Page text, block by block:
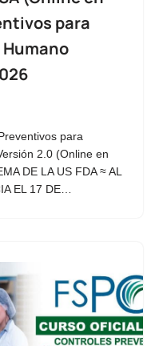
para
para
2.0 (Online en
DE LA US FDA ≈ AL
EL 17 DE…